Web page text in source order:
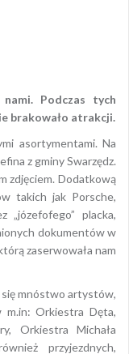
Podczas tych
brakowało atrakcji.
asortymentami. Na
z gminy Swarzędz.
zdjęciem. Dodatkową
takich jak Porsche,
„józefofego” placka,
dokumentów w
zaserwowała nam
się mnóstwo artystów,
m.in: Orkiestra Dęta,
Orkiestra Michała
przyjezdnych,